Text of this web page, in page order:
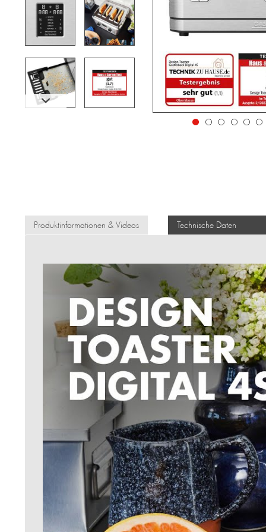
Produktinformationen & Videos Technische Daten